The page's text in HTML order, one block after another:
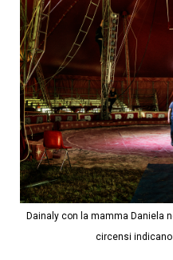
Dainaly con la mamma Daniela
circensi